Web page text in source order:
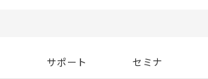
サポート セミナ